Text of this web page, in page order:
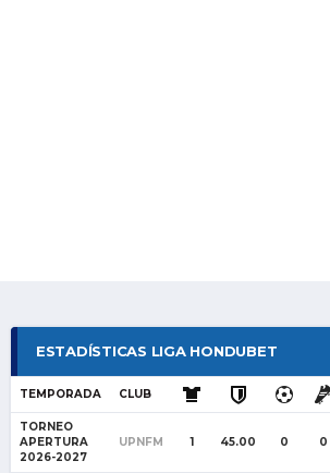
ESTADÍSTICAS LIGA HONDUBET
TEMPORADA CLUB
TORNEO
APERTURA
2026-2027
UPNFM 1 45.00 0 0